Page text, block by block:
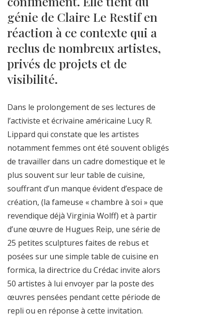
génie de Claire Le Restif en
réaction à ce contexte qui a
reclus de nombreux artistes,
privés de projets et de
visibilité.
Dans le prolongement de ses lectures de
l’activiste et écrivaine américaine Lucy R.
Lippard qui constate que les artistes
notamment femmes ont été souvent obligés
de travailler dans un cadre domestique et le
plus souvent sur leur table de cuisine,
souffrant d’un manque évident d’espace de
création, (la fameuse « chambre à soi » que
revendique déjà Virginia Wolff) et à partir
d’une œuvre de Hugues Reip, une série de
25 petites sculptures faites de rebus et
posées sur une simple table de cuisine en
formica, la directrice du Crédac invite alors
50 artistes à lui envoyer par la poste des
œuvres pensées pendant cette période de
repli ou en réponse à cette invitation.